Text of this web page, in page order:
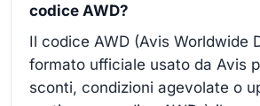
codice AWD?
Il codice AWD (Avis Worldwide
formato ufficiale usato da Avis
sconti, condizioni agevolate o